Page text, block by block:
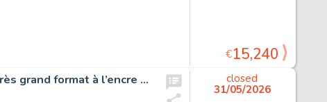
€15,240
Sambre, La liberté guidant le peuple, dessin original très grand format à l’encre de chine et à l’aquarelle réalisé pour une sérigraphie.
closed
31/05/2026